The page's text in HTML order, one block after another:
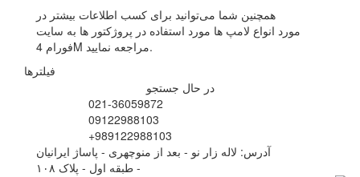
همچنین شما می‌توانید برای کسب اطلاعات بیشتر در
مورد انواع لامپ ها مورد استفاده در پروژکتور ها به سایت
فورام 4M مراجعه نمایید.
فیلترها
در حال جستجو
021-36059872
09122988103
+989122988103
آدرس: لاله زار نو - بعد از منوچهری - پاساژ ایرانیان
- طبقه اول - پلاک ۱۰۸